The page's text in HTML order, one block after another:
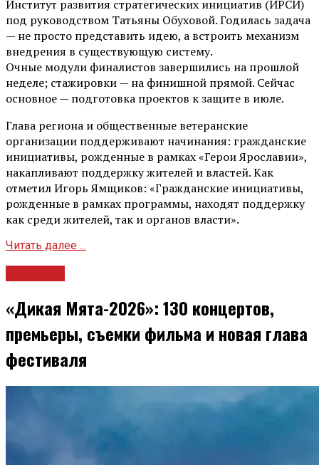
Институт развития стратегических инициатив (ИРСИ)
под руководством Татьяны Обуховой. Годилась задача
— не просто представить идею, а встроить механизм
внедрения в существующую систему.
Очные модули финалистов завершились на прошлой
неделе; стажировки — на финишной прямой. Сейчас
основное — подготовка проектов к защите в июле.
Глава региона и общественные ветеранские
организации поддерживают начинания: гражданские
инициативы, рожденные в рамках «Герои Ярославии»,
накапливают поддержку жителей и властей. Как
отметил Игорь Ямщиков: «Гражданские инициативы,
рожденные в рамках программы, находят поддержку
как среди жителей, так и органов власти».
Читать далее ...
«Дикая Мята-2026»: 130 концертов,
премьеры, съемки фильма и новая глава
фестиваля